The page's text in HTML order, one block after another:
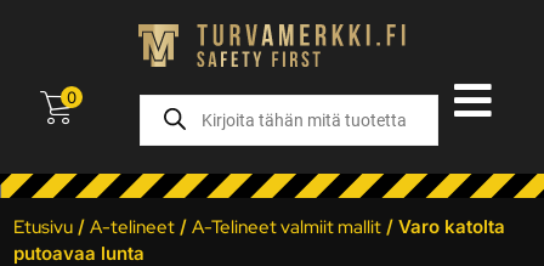
0
Etusivu /A-telineet /A-Telineet valmiit mallit / Varo katolta
putoavaa lunta